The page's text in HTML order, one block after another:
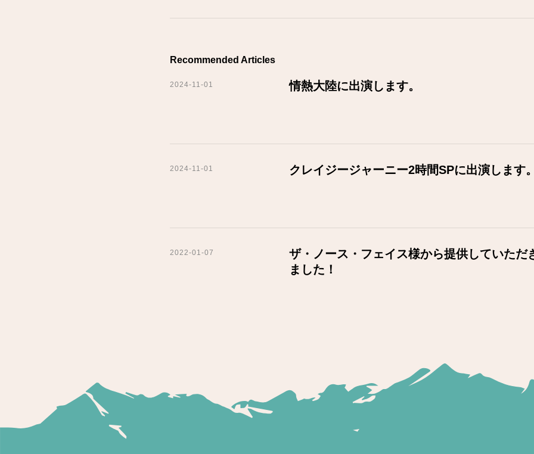
Navigation
Recommended Articles
2024-11-01 情熱大陸に出演します。
2024-11-01 クレイジージャーニー2時間SPに出演します
2022-01-07
ザ・ノース・フェイス様から提供していただ
ました！